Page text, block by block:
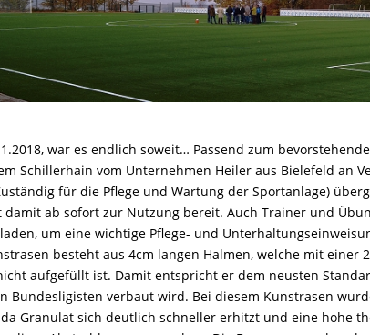
war es endlich soweit… Passend zum
Schillerhain vom Unternehmen Heiler aus Bielefeld an
für die Pflege und Wartung der Sportanlage)
damit ab sofort zur Nutzung bereit. Auch Trainer und
um eine wichtige Pflege- und
besteht aus 4cm langen Halmen, welche mit
aufgefüllt ist. Damit entspricht er dem neusten
Bundesligisten verbaut wird. Bei diesem Kunstrasen
Granulat sich deutlich schneller erhitzt und eine hohe